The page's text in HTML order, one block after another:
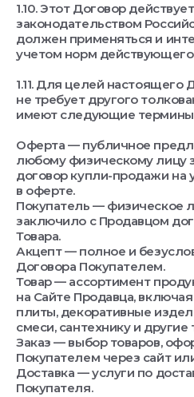
1.10. Этот Договор
законодательством
должен применяться и
учетом норм действующего
1.11. Для целей настоящего
не требует другого
имеют следующие
Оферта — публичное
любому физическому лицу
договор купли-продажи на
в оферте.
Покупатель — физическое
заключило с Продавцом
Товара.
Акцепт — полное и
Договора Покупателем.
Товар — ассортимент
на Сайте Продавца,
плиты, декоративные
смеси, сантехнику и другие
Заказ — выбор товаров,
Покупателем через сайт
Доставка — услуги по
Покупателя.